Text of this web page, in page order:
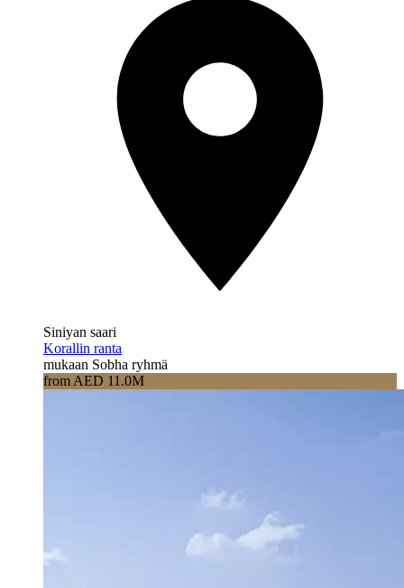
Siniyan saari
Korallin ranta
mukaan Sobha ryhmä
from AED 11.0M